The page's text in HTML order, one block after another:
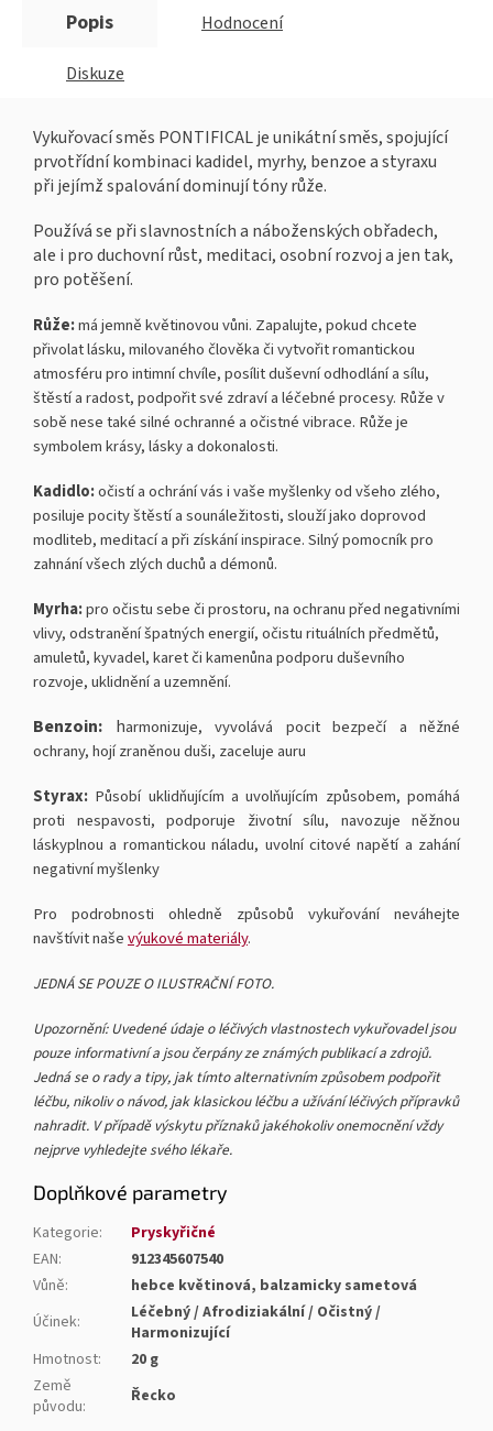
Popis Hodnocení
Diskuze
Vykuřovací směs PONTIFICAL je unikátní směs, spojující
prvotřídní kombinaci kadidel, myrhy, benzoe a styraxu
při jejímž spalování dominují tóny růže.
Používá se při slavnostních a náboženských obřadech,
ale i pro duchovní růst, meditaci, osobní rozvoj a jen tak,
pro potěšení.
Růže:má jemně květinovou vůni. Zapalujte, pokud chcete
přivolat lásku, milovaného člověka či vytvořit romantickou
atmosféru pro intimní chvíle, posílit duševní odhodlání a sílu,
štěstí a radost, podpořit své zdraví a léčebné procesy. Růže v
sobě nese také silné ochranné a očistné vibrace. Růže je
symbolem krásy, lásky a dokonalosti.
Kadidlo:očistí a ochrání vás i vaše myšlenky od všeho zlého,
posiluje pocity štěstí a sounáležitosti, slouží jako doprovod
modliteb, meditací a při získání inspirace. Silný pomocník pro
zahnání všech zlých duchů a démonů.
Myrha:proočistu sebe či prostoru, na ochranu před negativními
vlivy, odstranění špatných energií, očistu rituálních předmětů,
amuletů, kyvadel, karet či kamenůna podporu duševního
rozvoje, uklidnění a uzemnění.
Benzoin: harmonizuje, vyvolává pocit bezpečí a něžné
ochrany, hojí zraněnou duši, zaceluje auru
Styrax: Působí uklidňujícím a uvolňujícím způsobem, pomáhá
proti nespavosti, podporuje životní sílu, navozuje něžnou
láskyplnou a romantickou náladu, uvolní citové napětí a zahání
negativní myšlenky
Pro podrobnosti ohledně způsobů vykuřování neváhejte
navštívit naševýukové materiály.
JEDNÁ SE POUZE O ILUSTRAČNÍ FOTO.
Upozornění: Uvedené údaje o léčivých vlastnostech vykuřovadel jsou
pouze informativní a jsou čerpány ze známých publikací a zdrojů.
Jedná se o rady a tipy, jak tímto alternativním způsobem podpořit
léčbu, nikoliv o návod, jak klasickou léčbu a užívání léčivých přípravků
nahradit. V případě výskytu příznaků jakéhokoliv onemocnění vždy
nejprve vyhledejte svého lékaře.
Doplňkové parametry
Kategorie:
Pryskyřičné
EAN:
912345607540
Vůně:
hebce květinová, balzamicky sametová
Účinek:
Léčebný / Afrodiziakální / Očistný /
Harmonizující
Hmotnost:
20 g
Země
původu: Řecko